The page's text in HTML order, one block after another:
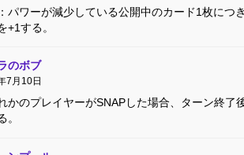
パワーが減少している公開中のカード1枚につ
+1する。
のボブ
7月10日
かのプレイヤーがSNAPした場合、ターン終了
。